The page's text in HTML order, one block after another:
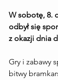
W sobotę, 8.
odbył się
z okazji dnia
Gry i zabawy
bitwy